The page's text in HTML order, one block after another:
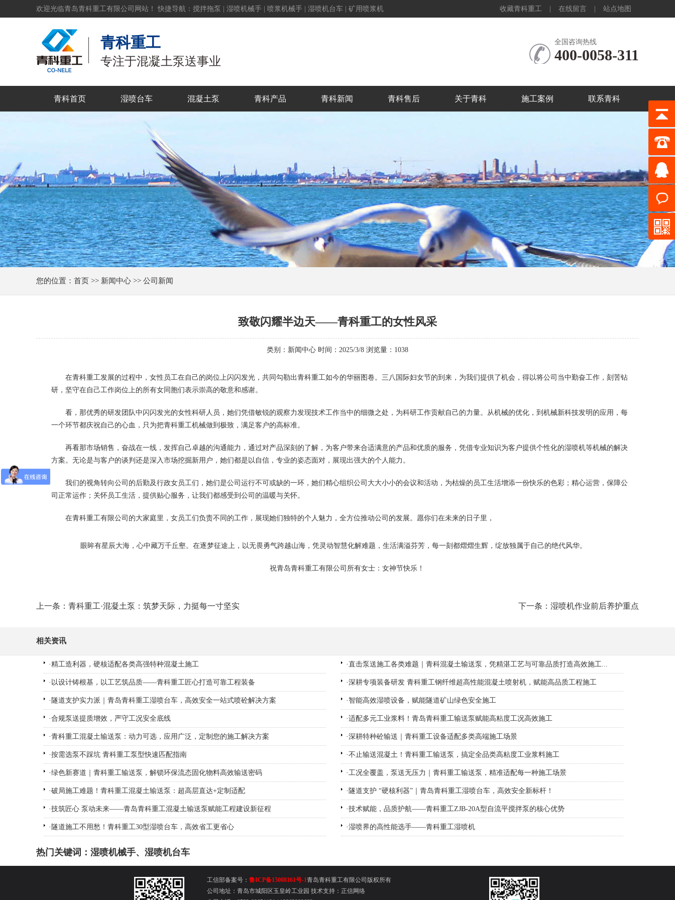
收藏青科重工 在线留言 站点地图
欢迎光临青岛青科重工有限公司网站！ 快捷导航： 搅拌拖泵 湿喷机械手 喷浆机械手 湿喷机台车 矿用喷浆机
青科重工
专注于混凝土泵送事业
全国咨询热线
400-0058-311
青科首页 湿喷台车 混凝土泵 青科产品 青科新闻 青科售后 关于青科 施工案例 联系青科
您的位置：首页 >> 新闻中心 >> 公司新闻
致敬闪耀半边天——青科重工的女性风采
类别：新闻中心 时间：2025/3/8 浏览量： 1038
在青科重工发展的过程中，女性员工在自己的岗位上闪闪发光，共同勾勒出青科重工如今的华丽图卷。三八国际妇女节的到来，为我们提供了机会，得以将公司当中勤奋工作，刻苦钻
研，坚守在自己工作岗位上的所有女同胞们表示崇高的敬意和感谢。
看，那优秀的研发团队中闪闪发光的女性科研人员，她们凭借敏锐的观察力发现技术工作当中的细微之处，为科研工作贡献自己的力量。从机械的优化，到机械新科技发明的应用，每
一个环节都庆祝自己的心血，只为把青科重工机械做到极致，满足客户的高标准。
再看那市场销售，奋战在一线，发挥自己卓越的沟通能力，通过对产品深刻的了解，为客户带来合适满意的产品和优质的服务，凭借专业知识为客户提供个性化的湿喷机等机械的解决
方案。无论是与客户的谈判还是深入市场挖掘新用户，她们都是以自信，专业的姿态面对，展现出强大的个人能力。
我们的视角转向公司的后勤及行政女员工们，她们是公司运行不可或缺的一环，她们精心组织公司大大小小的会议和活动，为枯燥的员工生活增添一份快乐的色彩；精心运营，保障公
司正常运作；关怀员工生活，提供贴心服务，让我们都感受到公司的温暖与关怀。
在青科重工有限公司的大家庭里，女员工们负责不同的工作，展现她们独特的个人魅力，全方位推动公司的发展。愿你们在未来的日子里，
眼眸有星辰大海，心中藏万千丘壑。在逐梦征途上，以无畏勇气跨越山海，凭灵动智慧化解难题，生活满溢芬芳，每一刻都熠熠生辉，绽放独属于自己的绝代风华。
祝青岛青科重工有限公司所有女士：女神节快乐！
上一条：青科重工·混凝土泵：筑梦天际，力挺每一寸坚实 下一条：湿喷机作业前后养护重点
相关资讯
·精工造利器，硬核适配各类高强特种混凝土施工 ·直击泵送施工各类难题｜青科混凝土输送泵，凭精湛工艺与可靠品质打造高效施工...
· 以设计铸根基，以工艺筑品质——青科重工匠心打造可靠工程装备 ·深耕专项装备研发 青科重工钢纤维超高性能混凝土喷射机，赋能高品质工程施工
· 隧道支护实力派｜青岛青科重工湿喷台车，高效安全一站式喷砼解决方案 · 智能高效湿喷设备，赋能隧道矿山绿色安全施工
·合规泵送提质增效，严守工况安全底线 ·适配多元工业浆料！青岛青科重工输送泵赋能高粘度工况高效施工
·青科重工混凝土输送泵：动力可选，应用广泛，定制您的施工解决方案 ·深耕特种砼输送｜青科重工设备适配多类高端施工场景
·按需选泵不踩坑 青科重工泵型快速匹配指南 ·不止输送混凝土！青科重工输送泵，搞定全品类高粘度工业浆料施工
·绿色新赛道｜青科重工输送泵，解锁环保流态固化物料高效输送密码 ·工况全覆盖，泵送无压力｜青科重工输送泵，精准适配每一种施工场景
·破局施工难题！青科重工混凝土输送泵：超高层直达+定制适配 · 隧道支护 “硬核利器”｜青岛青科重工湿喷台车，高效安全新标杆！
·技筑匠心 泵动未来——青岛青科重工混凝土输送泵赋能工程建设新征程 ·技术赋能，品质护航——青科重工ZJB-20A型自流平搅拌泵的核心优势
· 隧道施工不用愁！青科重工30型湿喷台车，高效省工更省心 ·湿喷界的高性能选手——青科重工湿喷机
热门关键词： 湿喷机械手、 湿喷机台车
工信部备案号： 鲁ICP备15008161号-1青岛青科重工有限公司版权所有
公司地址：青岛市城阳区玉皇岭工业园 技术支持： 正信网络